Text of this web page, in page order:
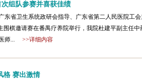
组队参赛并喜获佳绩
东省卫生系统政研会指导、广东省第二人民医院工会
围棋邀请赛在番禺疗养院举行，我院杜建平副主任
医师... >>详细内容
格 赛出激情